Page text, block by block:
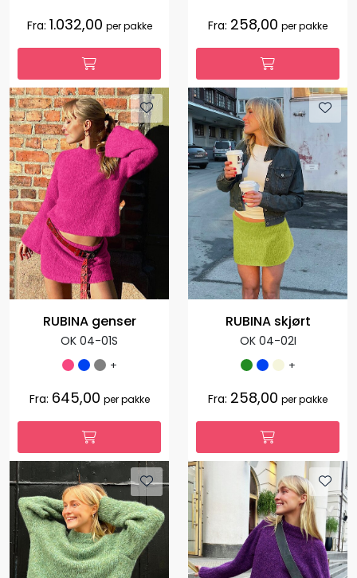
Fra: 1.032,00 per pakke Fra: 258,00 per pakke
RUBINA genser
OK 04-01S
+
Fra: 645,00 per pakke
RUBINA skjørt
OK 04-02I
+
Fra: 258,00 per pakke